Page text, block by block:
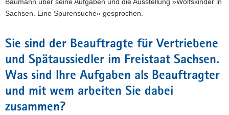
Sachsen. Eine Spurensuche« gesprochen.
Sie sind der Beauftragte für Vertriebene
und Spätaussiedler im Freistaat Sachsen.
Was sind Ihre Aufgaben als Beauftragter
und mit wem arbeiten Sie dabei
zusammen?